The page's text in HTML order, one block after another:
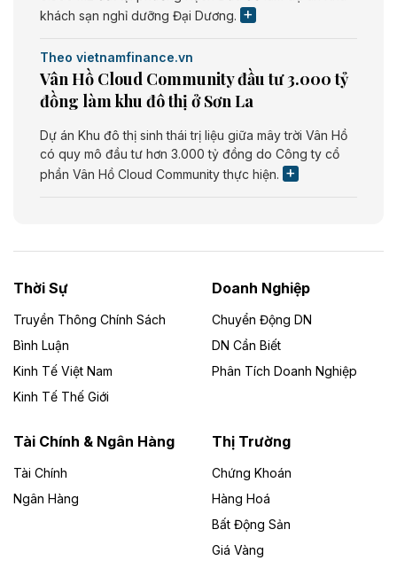
khách sạn nghỉ dưỡng Đại Dương.
Theo vietnamfinance.vn
Vân Hồ Cloud Community đầu tư 3.000 tỷ
đồng làm khu đô thị ở Sơn La
Dự án Khu đô thị sinh thái trị liệu giữa mây trời Vân Hồ
có quy mô đầu tư hơn 3.000 tỷ đồng do Công ty cổ
phần Vân Hồ Cloud Community thực hiện.
Dự án Nhà máy xử lý rác và phát điện Bắc Giang do
Công ty TNHH Năng lượng môi trường Bắc Giang làm
Theo vietnamfinance.vn
Đức Long Gia Lai mở rộng ‘hệ sinh thái’
Lai
Bốn doanh nghiệp có sự góp vốn của Công ty Cổ
phần Tập đoàn Đức Long Gia Lai (HoSE: DLG) được
Gia Lai với tổng vốn hơn 4.750 tỷ đồng.
Thời Sự
Truyền Thông Chính Sách
Bình Luận
Kinh Tế Việt Nam
Kinh Tế Thế Giới
Doanh Nghiệp
Chuyển Động DN
DN Cần Biết
Phân Tích Doanh Nghiệp
Tài Chính & Ngân Hàng
Tài Chính
Ngân Hàng
Thị Trường
Chứng Khoán
Hàng Hoá
Bất Động Sản
Giá Vàng